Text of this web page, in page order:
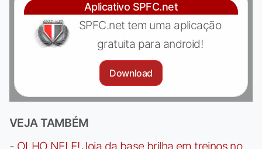
Aplicativo SPFC.net
SPFC.net tem uma aplicação
gratuita para android!
Download
VEJA TAMBÉM
- OLHO NELE! Joia da base brilha em treinos no